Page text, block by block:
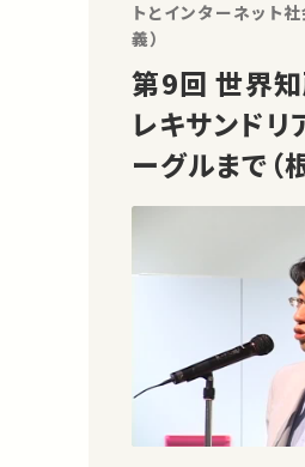
トとインターネット
義）
第9回 世界知所有の夢－ア
レキサンド
ーグルまで（